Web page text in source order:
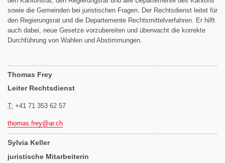
sowie die Gemeinden bei juristischen Fragen. Der Rechtsdienst leitet für
den Regierungsrat und die Departemente Rechtsmittelverfahren. Er hilft
auch dabei, neue Gesetze vorzubereiten und überwacht die korrekte
Durchführung von Wahlen und Abstimmungen.
Thomas Frey
Leiter Rechtsdienst
T: +41 71 353 62 57
thomas.frey@ar.ch
Sylvia Keller
juristische Mitarbeiterin